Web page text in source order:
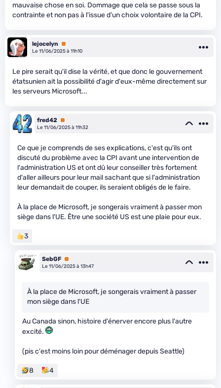
mauvaise chose en soi. Dommage que cela se passe sous la
contrainte et non pas à l'issue d'un choix volontaire de la CPI.
lejocelyn
Premium
Le 11/06/2025 à 11h10
Le pire serait qu'il dise la vérité, et que donc le gouvernement
étatsunien ait la possibilité d'agir d'eux-même directement sur
les serveurs Microsoft...
fred42 Premium
Le 11/06/2025 à 11h32
Ce que je comprends de ses explications, c'est qu'ils ont
discuté du problème avec la CPI avant une intervention de
l'administration US et ont dû leur conseiller très fortement
d'aller ailleurs pour leur mail sachant que si l'administration
leur demandait de couper, ils seraient obligés de le faire.
À la place de Microsoft, je songerais vraiment à passer mon
siège dans l'UE. Être une société US est une plaie pour eux.
3
SebGF Premium
Le 11/06/2025 à 13h47
À la place de Microsoft, je songerais vraiment à passer
mon siège dans l'UE
Au Canada sinon, histoire d'énerver encore plus l'autre
excité.
(pis c'est moins loin pour déménager depuis Seattle)
8 4